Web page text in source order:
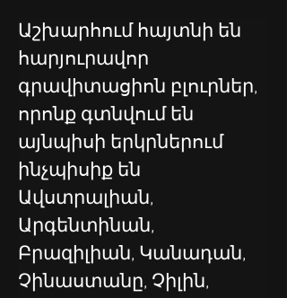
Աշխարհում հայտնի են
հարյուրավոր
գրավիտացիոն բլուրներ,
որոնք գտնվում են
այնպիսի երկրներում
ինչպիսիք են
Ավստրալիան,
Արգենտինան,
Բրազիլիան, Կանադան,
Չինաստանը, Չիլին,